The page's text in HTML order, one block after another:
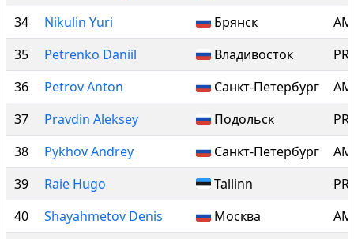
34
Nikulin Yuri Брянск
35
Petrenko Daniil Владивосток
36
Petrov Anton Санкт-Петербург
37
Pravdin Aleksey Подольск
38
Pykhov Andrey Санкт-Петербург
39
Raie Hugo Tallinn
40
Shayahmetov Denis Москва